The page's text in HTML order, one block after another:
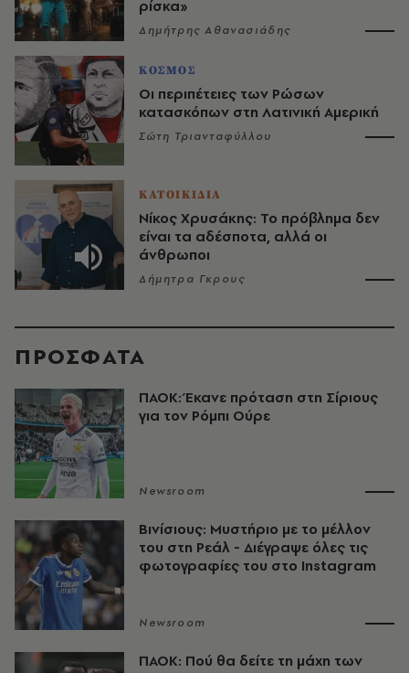
ρίσκα»
Δημήτρης Αθανασιάδης
ΚΟΣΜΟΣ
Οι περιπέτειες των Ρώσων
κατασκόπων στη Λατινική Αμερική
Σώτη Τριανταφύλλου
ΚΑΤΟΙΚΙΔΙΑ
Νίκος Χρυσάκης: Το πρόβλημα δεν
είναι τα αδέσποτα, αλλά οι
άνθρωποι
Δήμητρα Γκρους
ΠΡΟΣΦΑΤΑ
ΠΑΟΚ: Έκανε πρόταση στη Σίριους
για τον Ρόμπι Ούρε
Newsroom
Βινίσιους: Μυστήριο με το μέλλον
του στη Ρεάλ - Διέγραψε όλες τις
φωτογραφίες του στο Instagram
Newsroom
ΠΑΟΚ: Πού θα δείτε τη μάχη των